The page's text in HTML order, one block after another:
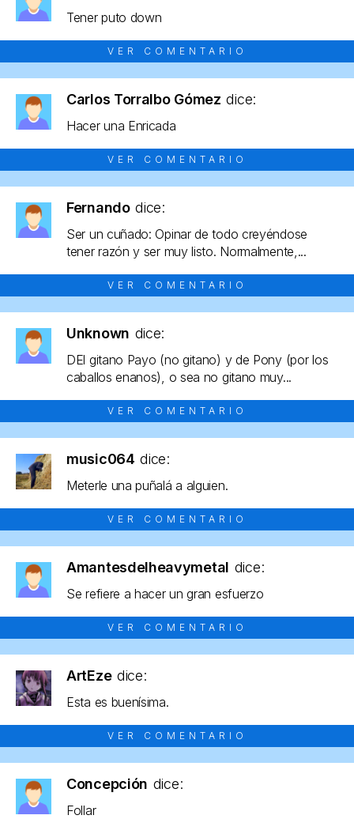
Tener puto down
VER COMENTARIO
Carlos Torralbo Gómez dice:
Hacer una Enricada
VER COMENTARIO
Fernando dice:
Ser un cuñado: Opinar de todo creyéndose
tener razón y ser muy listo. Normalmente,...
VER COMENTARIO
Unknown dice:
DEl gitano Payo (no gitano) y de Pony (por los
caballos enanos), o sea no gitano muy...
VER COMENTARIO
music064 dice:
Meterle una puñalá a alguien.
VER COMENTARIO
Amantesdelheavymetal dice:
Se refiere a hacer un gran esfuerzo
VER COMENTARIO
ArtEze dice:
Esta es buenísima.
VER COMENTARIO
Concepción dice:
Follar